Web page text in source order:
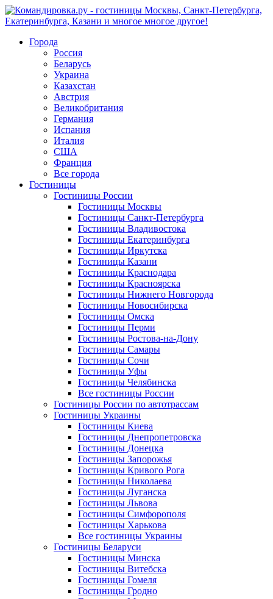
Города
Россия
Беларусь
Украина
Казахстан
Австрия
Великобритания
Германия
Испания
Италия
США
Франция
Все города
Гостиницы
Гостиницы России
Гостиницы Mосквы
Гостиницы Санкт-Петербурга
Гостиницы Владивостока
Гостиницы Екатеринбурга
Гостиницы Иркутска
Гостиницы Казани
Гостиницы Краснодара
Гостиницы Красноярска
Гостиницы Нижнего Новгорода
Гостиницы Новосибирска
Гостиницы Омска
Гостиницы Перми
Гостиницы Ростова-на-Дону
Гостиницы Самары
Гостиницы Сочи
Гостиницы Уфы
Гостиницы Челябинска
Все гостиницы России
Гостиницы России по автотрассам
Гостиницы Украины
Гостиницы Киева
Гостиницы Днепропетровска
Гостиницы Донецка
Гостиницы Запорожья
Гостиницы Кривого Рога
Гостиницы Николаева
Гостиницы Луганска
Гостиницы Львова
Гостиницы Симфорополя
Гостиницы Харькова
Все гостиницы Украины
Гостиницы Беларуси
Гостиницы Минска
Гостиницы Витебска
Гостиницы Гомеля
Гостиницы Гродно